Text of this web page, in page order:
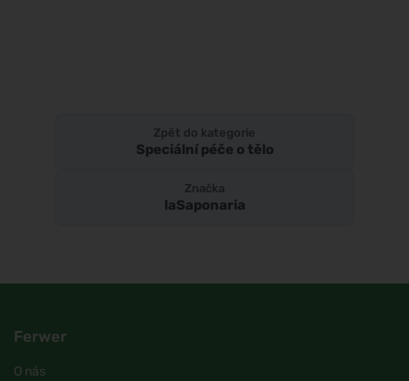
Zpět do kategorie
Speciální péče o tělo
Značka
laSaponaria
Ferwer
O nás